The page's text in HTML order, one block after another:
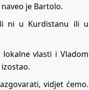
je Bartolo.
ni u Kurdistanu ili u
vlasti i Vladom
vidjet ćemo.